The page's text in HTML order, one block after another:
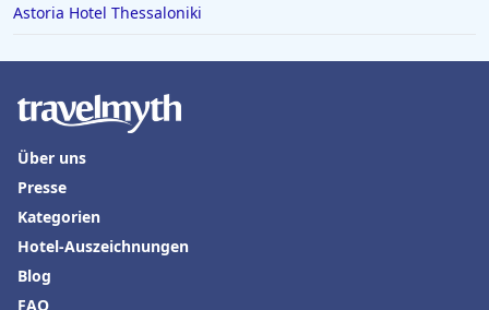
Astoria Hotel Thessaloniki
Über uns
Presse
Kategorien
Hotel-Auszeichnungen
Blog
FAQ